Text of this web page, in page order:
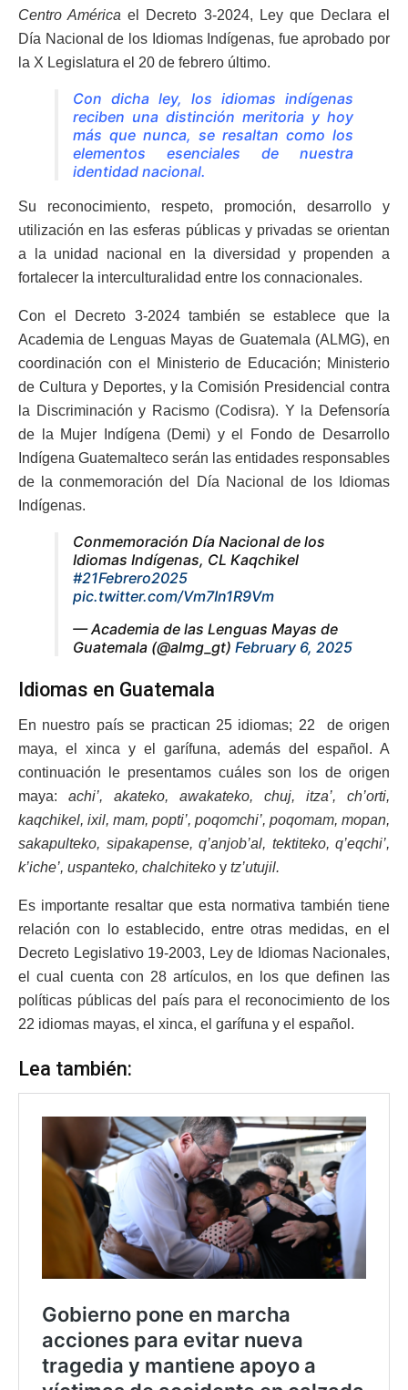
Centro América el Decreto 3-2024, Ley que Declara el
Día Nacional de los Idiomas Indígenas, fue aprobado por
la X Legislatura el 20 de febrero último.
Con dicha ley, los idiomas indígenas
reciben una distinción meritoria y hoy
más que nunca, se resaltan como los
elementos esenciales de nuestra
identidad nacional.
Su reconocimiento, respeto, promoción, desarrollo y
utilización en las esferas públicas y privadas se orientan
a la unidad nacional en la diversidad y propenden a
fortalecer la interculturalidad entre los connacionales.
Con el Decreto 3-2024 también se establece que la
Academia de Lenguas Mayas de Guatemala (ALMG), en
coordinación con el Ministerio de Educación; Ministerio
de Cultura y Deportes, y la Comisión Presidencial contra
la Discriminación y Racismo (Codisra). Y la Defensoría
de la Mujer Indígena (Demi) y el Fondo de Desarrollo
Indígena Guatemalteco serán las entidades responsables
de la conmemoración del Día Nacional de los Idiomas
Indígenas.
Conmemoración Día Nacional de los
Idiomas Indígenas, CL Kaqchikel
#21Febrero2025
pic.twitter.com/Vm7In1R9Vm
— Academia de las Lenguas Mayas de
Guatemala (@almg_gt) February 6, 2025
Idiomas en Guatemala
En nuestro país se practican 25 idiomas; 22 de origen
maya, el xinca y el garífuna, además del español. A
continuación le presentamos cuáles son los de origen
maya: achi’, akateko, awakateko, chuj, itza’, ch’orti,
kaqchikel, ixil, mam, popti’, poqomchi’, poqomam, mopan,
sakapulteko, sipakapense, q’anjob’al, tektiteko, q’eqchi’,
k’iche’, uspanteko, chalchiteko y tz’utujil.
Es importante resaltar que esta normativa también tiene
relación con lo establecido, entre otras medidas, en el
Decreto Legislativo 19-2003, Ley de Idiomas Nacionales,
el cual cuenta con 28 artículos, en los que definen las
políticas públicas del país para el reconocimiento de los
22 idiomas mayas, el xinca, el garífuna y el español.
Lea también: